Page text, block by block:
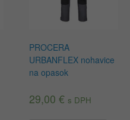
PROCERA
URBANFLEX nohavice
na opasok
29,00 € s DPH